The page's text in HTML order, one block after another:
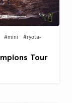
#mini
#ryota-
Tour